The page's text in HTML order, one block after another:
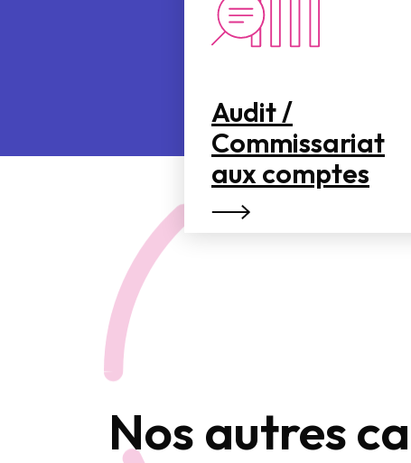
Audit /
Commissariat
aux comptes
Nos autres